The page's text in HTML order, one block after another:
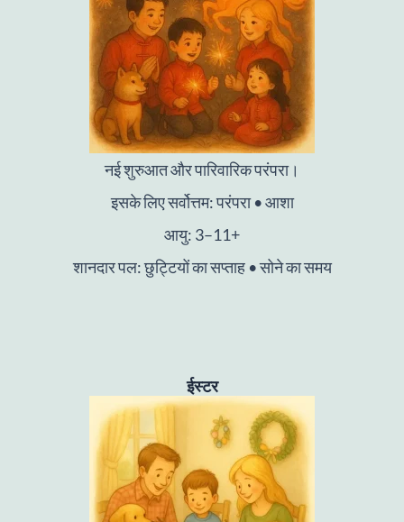
नई शुरुआत और पारिवारिक परंपरा।
इसके लिए सर्वोत्तम: परंपरा • आशा
आयु: 3–11+
शानदार पल: छुट्टियों का सप्ताह • सोने का समय
ईस्टर